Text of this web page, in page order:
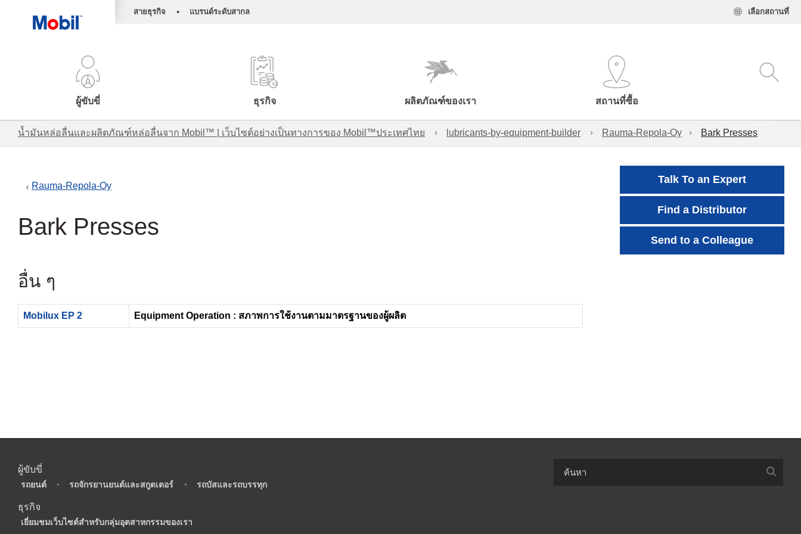
สายธุรกิจ • แบรนด์ระดับสากล เลือกสถานที่
ผู้ขับขี่ ธุรกิจ ผลิตภัณฑ์ของเรา สถานที่ซื้อ
น้ำมันหล่อลื่นและผลิตภัณฑ์หล่อลื่นจาก Mobil™ | เว็บไซต์อย่างเป็นทางการของ Mobil™ประเทศไทย lubricants-by-equipment-builder Rauma-Repola-Oy Bark Presses
Rauma-Repola-Oy
Bark Presses
อื่น ๆ
Mobilux EP 2 Equipment Operation : สภาพการใช้งานตามมาตรฐานของผู้ผลิต
Talk To an Expert
Find a Distributor
Send to a Colleague
ผู้ขับขี่
รถยนต์ • รถจักรยานยนต์และสกูตเตอร์ • รถบัสและรถบรรทุก
ธุรกิจ
เยี่ยมชมเว็บไซต์สำหรับกลุ่มอุตสาหกรรมของเรา